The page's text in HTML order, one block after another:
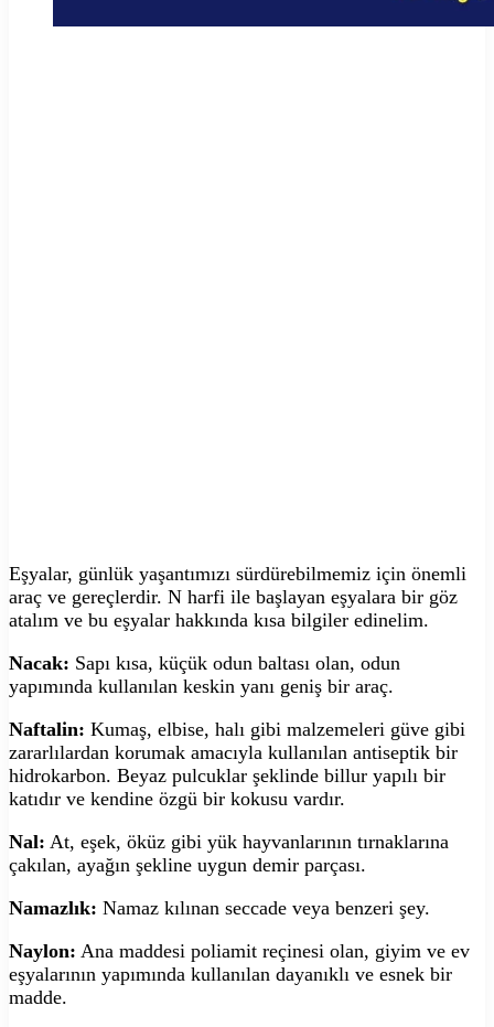
Eşyalar, günlük yaşantımızı sürdürebilmemiz için önemli
araç ve gereçlerdir. N harfi ile başlayan eşyalara bir göz
atalım ve bu eşyalar hakkında kısa bilgiler edinelim.
Nacak: Sapı kısa, küçük odun baltası olan, odun
yapımında kullanılan keskin yanı geniş bir araç.
Naftalin: Kumaş, elbise, halı gibi malzemeleri güve gibi
zararlılardan korumak amacıyla kullanılan antiseptik bir
hidrokarbon. Beyaz pulcuklar şeklinde billur yapılı bir
katıdır ve kendine özgü bir kokusu vardır.
Nal: At, eşek, öküz gibi yük hayvanlarının tırnaklarına
çakılan, ayağın şekline uygun demir parçası.
Namazlık: Namaz kılınan seccade veya benzeri şey.
Naylon: Ana maddesi poliamit reçinesi olan, giyim ve ev
eşyalarının yapımında kullanılan dayanıklı ve esnek bir
madde.